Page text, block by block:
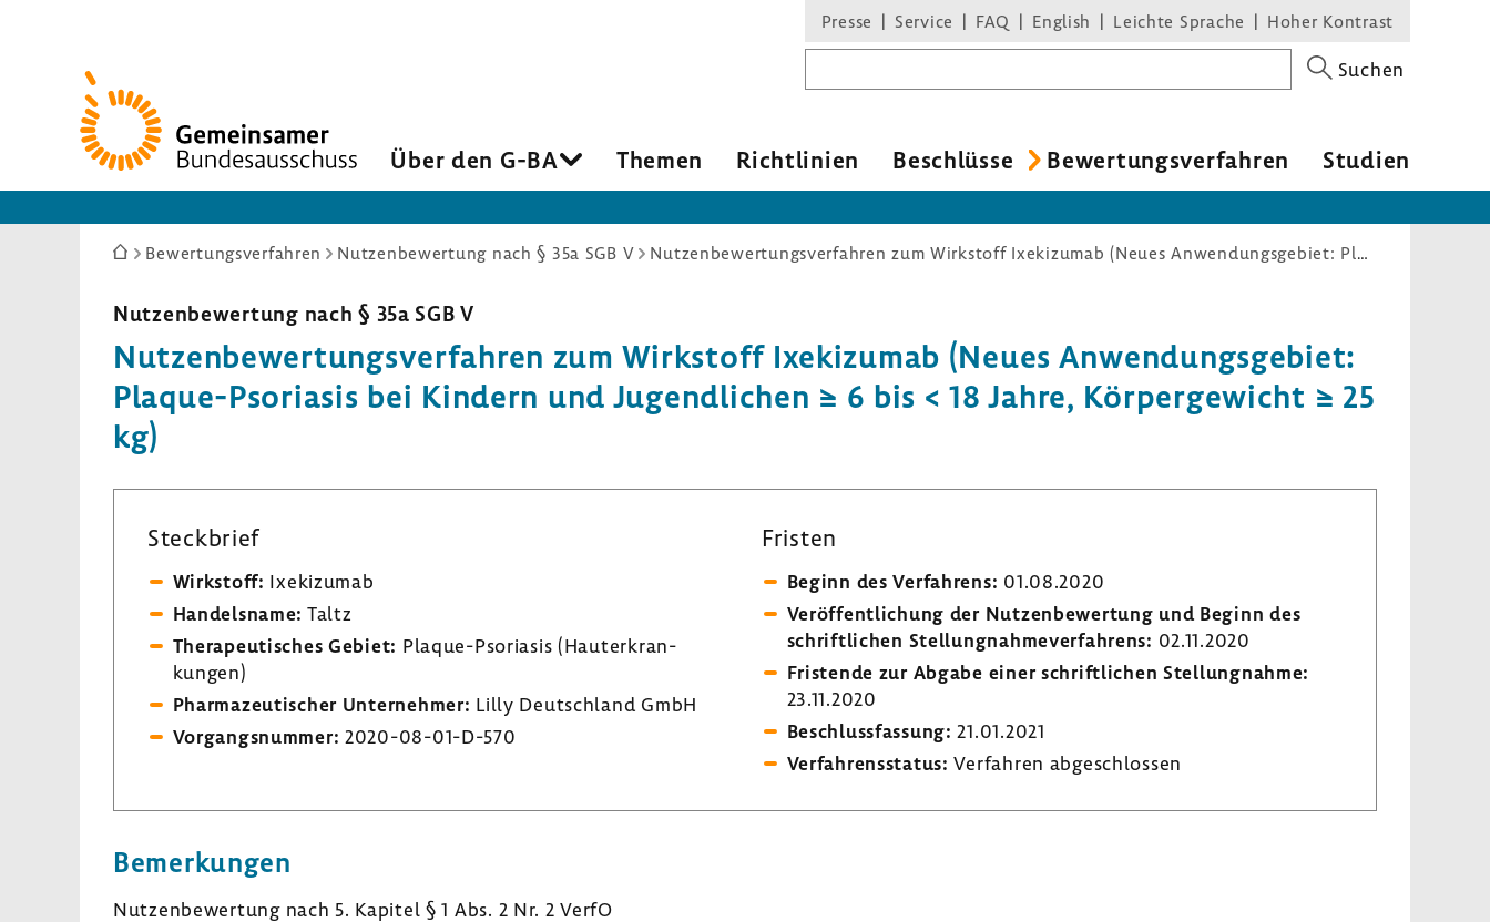
Zur
Startseite
Presse Service FAQ English Leichte Sprache Hoher Kontrast
Suchen
Über den G-BA Themen Richt­li­nien Beschlüsse Bewer­tungs­ver­fahren Studien
Sie
hier:
Bewertungsverfahren Nutzenbewertung nach § 35a SGB V Nutzenbewertungsverfahren zum Wirkstoff Ixekizumab (Neues Anwendungsgebiet: Plaque-Psoriasis bei Kindern und Jugendlichen ≥ 6 bis < 18 Jahre, Körpergewicht ≥ 25 kg)
Nutzen­be­wer­tung nach § 35a SGB V
Nutzen­be­wer­tungs­ver­fahren zum Wirk­stoff Ixeki­zumab (Neues Anwen­dungs­ge­biet:
Plaque-​Psoriasis bei Kindern und Jugend­li­chen ≥ 6 bis < 18 Jahre, Körper­ge­wicht ≥ 25
kg)
Steck­brief
Wirk­stoff: Ixeki­zumab
Handels­name: Taltz
Thera­peu­ti­sches Gebiet: Plaque-​Psoriasis (Haut­er­kran­
kungen)
Phar­ma­zeu­ti­scher Unter­nehmer: Lilly Deutsch­land GmbH
Vorgangs­nummer: 2020-​08-01-D-570
Fristen
Beginn des Verfah­rens: 01.08.2020
Veröf­fent­li­chung der Nutzen­be­wer­tung und Beginn des
schrift­li­chen Stel­lung­nah­me­ver­fah­rens: 02.11.2020
Fris­tende zur Abgabe einer schrift­li­chen Stel­lung­nahme:
23.11.2020
Beschluss­fas­sung: 21.01.2021
Verfah­rens­status: Verfahren abge­schlossen
Bemer­kungen
Nutzen­be­wer­tung nach 5. Kapitel § 1 Abs. 2 Nr. 2 VerfO